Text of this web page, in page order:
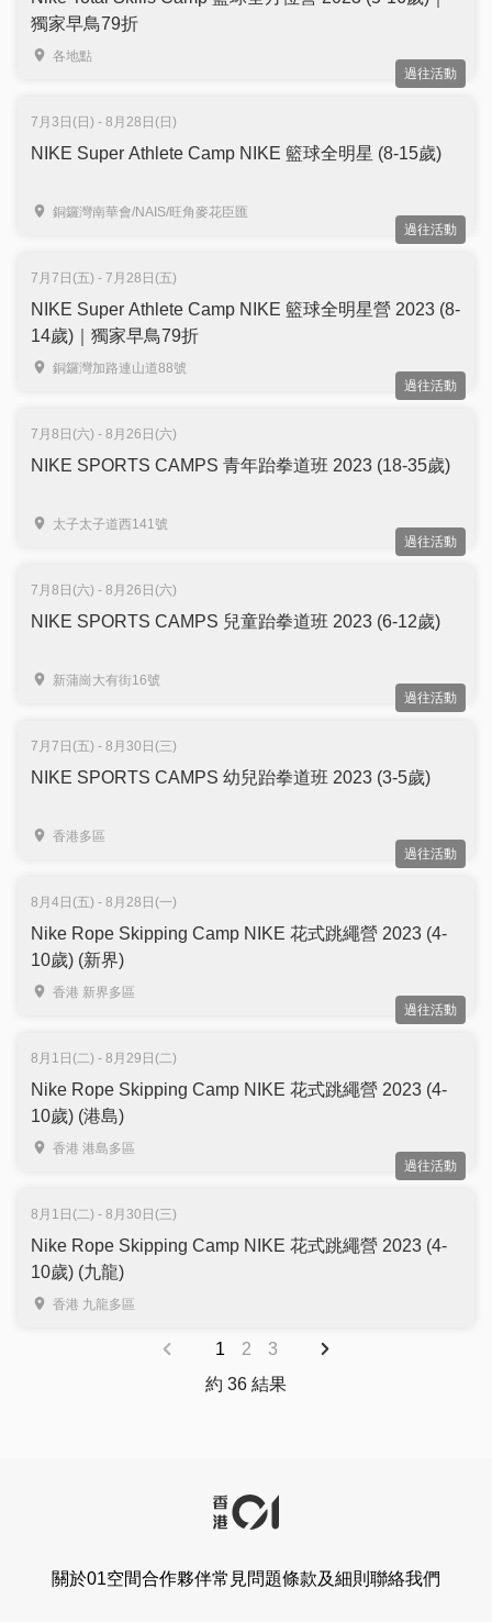
獨家早鳥79折
各地點
過往活動
7月3日(日) - 8月28日(日)
NIKE Super Athlete Camp NIKE 籃球全明星 (8-15歲)
銅鑼灣南華會/NAIS/旺角麥花臣匯
過往活動
7月7日(五) - 7月28日(五)
NIKE Super Athlete Camp NIKE 籃球全明星營 2023 (8-
14歲)｜獨家早鳥79折
銅鑼灣加路連山道88號
過往活動
7月8日(六) - 8月26日(六)
NIKE SPORTS CAMPS 青年跆拳道班 2023 (18-35歲)
太子太子道西141號
過往活動
7月8日(六) - 8月26日(六)
NIKE SPORTS CAMPS 兒童跆拳道班 2023 (6-12歲)
新蒲崗大有街16號
過往活動
7月7日(五) - 8月30日(三)
NIKE SPORTS CAMPS 幼兒跆拳道班 2023 (3-5歲)
香港多區
過往活動
8月4日(五) - 8月28日(一)
Nike Rope Skipping Camp NIKE 花式跳繩營 2023 (4-
10歲) (新界)
香港 新界多區
過往活動
8月1日(二) - 8月29日(二)
Nike Rope Skipping Camp NIKE 花式跳繩營 2023 (4-
10歲) (港島)
香港 港島多區
過往活動
8月1日(二) - 8月30日(三)
Nike Rope Skipping Camp NIKE 花式跳繩營 2023 (4-
10歲) (九龍)
香港 九龍多區
1 2
3
約 36 結果
關於01空間合作夥伴常見問題條款及細則 聯絡我們